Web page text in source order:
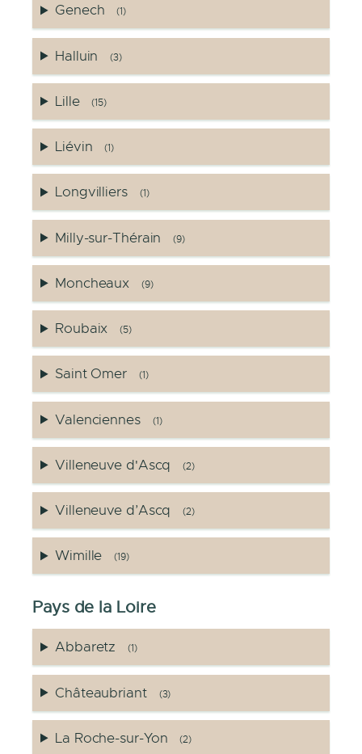
Genech (1)
Halluin (3)
Lille (15)
Liévin (1)
Longvilliers (1)
Milly-sur-Thérain (9)
Moncheaux (9)
Roubaix (5)
Saint Omer (1)
Valenciennes (1)
Villeneuve d'Ascq (2)
Villeneuve d’Ascq (2)
Wimille (19)
Pays de la Loire
Abbaretz (1)
Châteaubriant (3)
La Roche-sur-Yon (2)